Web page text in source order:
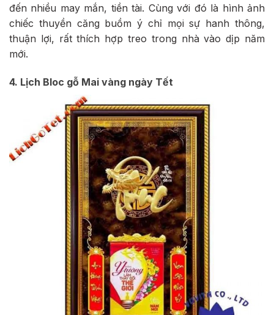
đến nhiều may mắn, tiền tài. Cùng với đó là hình ảnh
chiếc thuyền căng buồm ý chỉ mọi sự hanh thông,
thuận lợi, rất thích hợp treo trong nhà vào dịp năm
mới.
4. Lịch Bloc gỗ Mai vàng ngày Tết